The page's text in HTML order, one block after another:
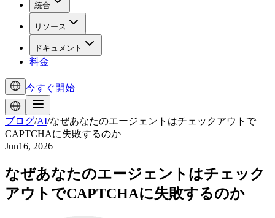
統合
リソース
ドキュメント
料金
今すぐ開始
ブログ/AI/なぜあなたのエージェントはチェックアウトで
CAPTCHAに失敗するのか
Jun16, 2026
なぜあなたのエージェントはチェック
アウトでCAPTCHAに失敗するのか